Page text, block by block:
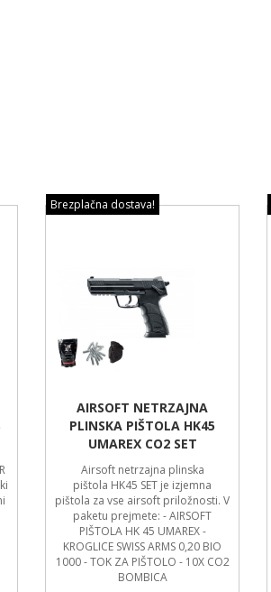
Brezplačna dostava!
AIRSOFT NETRZAJNA
PLINSKA PIŠTOLA HK45
UMAREX CO2 SET
Airsoft netrzajna plinska
pištola HK45 SET je izjemna
pištola za vse airsoft priložnosti. V
paketu prejmete: - AIRSOFT
PIŠTOLA HK 45 UMAREX -
KROGLICE SWISS ARMS 0,20 BIO
1000 - TOK ZA PIŠTOLO - 10X CO2
BOMBICA